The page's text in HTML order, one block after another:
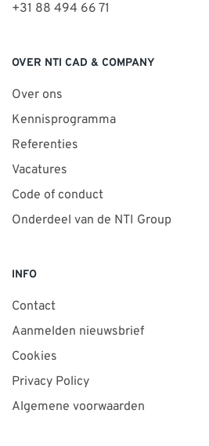
+31 88 494 66 71
OVER NTI CAD & COMPANY
Over ons
Kennisprogramma
Referenties
Vacatures
Code of conduct
Onderdeel van de NTI Group
INFO
Contact
Aanmelden nieuwsbrief
Cookies
Privacy Policy
Algemene voorwaarden